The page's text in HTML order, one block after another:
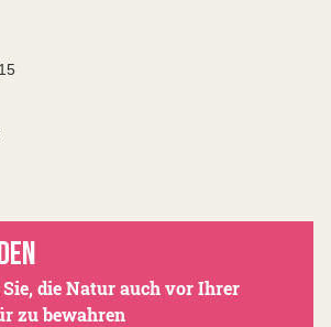
die Natur auch vor Ihrer
zu bewahren